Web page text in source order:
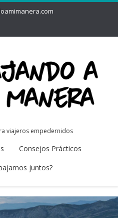
viajeros empedernidos
Consejos Prácticos
juntos?